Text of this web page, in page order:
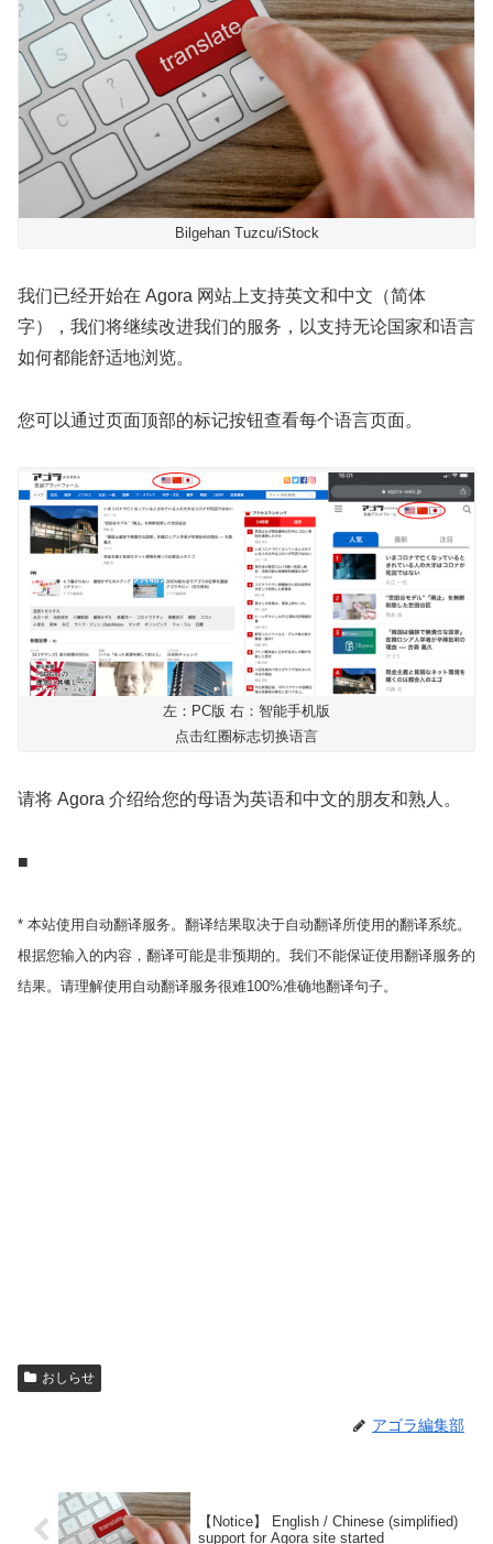
Bilgehan Tuzcu/iStock
我们已经开始在 Agora 网站上支持英文和中文（简体
字），我们将继续改进我们的服务，以支持无论国家和语言
如何都能舒适地浏览。
您可以通过页面顶部的标记按钮查看每个语言页面。
左：PC版 右：智能手机版
点击红圈标志切换语言
请将 Agora 介绍给您的母语为英语和中文的朋友和熟人。
■
* 本站使用自动翻译服务。翻译结果取决于自动翻译所使用的翻译系统。
根据您输入的内容，翻译可能是非预期的。我们不能保证使用翻译服务的
结果。请理解使用自动翻译服务很难100%准确地翻译句子。
おしらせ
アゴラ編集部
【Notice】 English / Chinese (simplified)
support for Agora site started